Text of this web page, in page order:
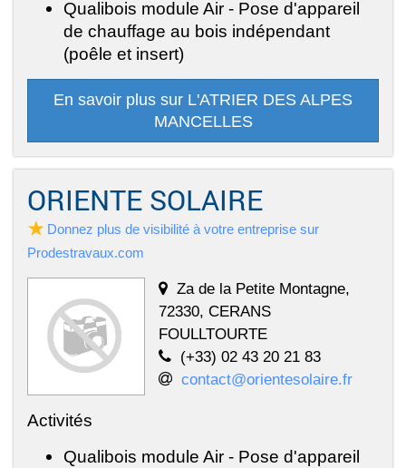
Qualibois module Air - Pose d'appareil
de chauffage au bois indépendant
(poêle et insert)
En savoir plus sur L'ATRIER DES ALPES
MANCELLES
ORIENTE SOLAIRE
Donnez plus de visibilité à votre entreprise sur
Prodestravaux.com
Za de la Petite Montagne,
72330, CERANS
FOULLTOURTE
(+33) 02 43 20 21 83
contact@orientesolaire.fr
Activités
Qualibois module Air - Pose d'appareil